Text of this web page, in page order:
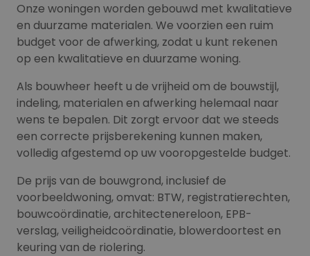
Onze woningen worden gebouwd met kwalitatieve
en duurzame materialen. We voorzien een ruim
budget voor de afwerking, zodat u kunt rekenen
op een kwalitatieve en duurzame woning.
Als bouwheer heeft u de vrijheid om de bouwstijl,
indeling, materialen en afwerking helemaal naar
wens te bepalen. Dit zorgt ervoor dat we steeds
een correcte prijsberekening kunnen maken,
volledig afgestemd op uw vooropgestelde budget.
De prijs van de bouwgrond, inclusief de
voorbeeldwoning, omvat: BTW, registratierechten,
bouwcoördinatie, architectenereloon, EPB-
verslag, veiligheidcoördinatie, blowerdoortest en
keuring van de riolering.